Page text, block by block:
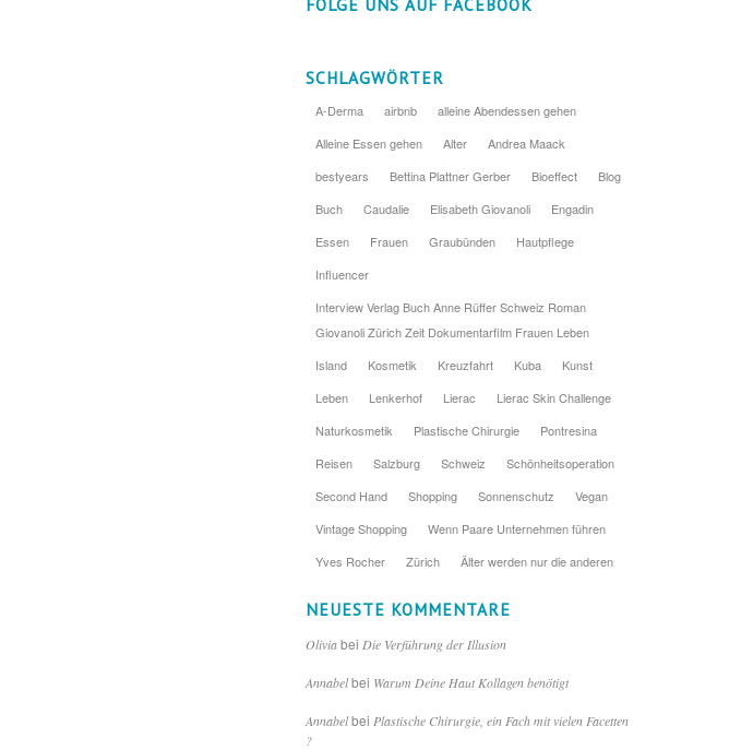
SCHLAGWÖRTER
A-Derma airbnb
alleine Abendessen gehen
Alleine Essen gehen
Alter
Andrea Maack
bestyears
Bettina Plattner Gerber Bioeffect
Blog
Buch
Caudalie Elisabeth Giovanoli
Engadin
Essen
Frauen Graubünden
Hautpflege
Influencer
Interview Verlag Buch Anne Rüffer Schweiz Roman
Giovanoli Zürich Zeit Dokumentarfilm Frauen Leben
Island
Kosmetik Kreuzfahrt Kuba
Kunst
Leben
Lenkerhof Lierac
Lierac Skin Challenge
Naturkosmetik
Plastische Chirurgie
Pontresina
Reisen
Salzburg Schweiz
Schönheitsoperation
Second Hand
Shopping Sonnenschutz
Vegan
Vintage Shopping
Wenn Paare Unternehmen führen
Yves Rocher
Zürich Älter werden nur die anderen
NEUESTE KOMMENTARE
Oliviabei Die Verführung der Illusion
Annabelbei Warum Deine Haut Kollagen benötigt
Annabelbei Plastische Chirurgie, ein Fach mit vielen Facetten
?